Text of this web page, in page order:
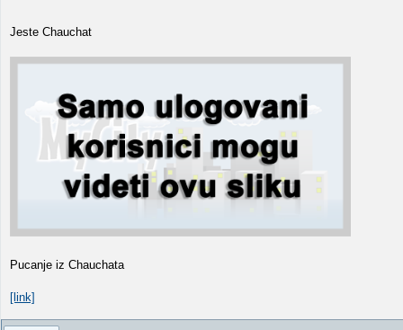
Jeste Chauchat
Pucanje iz Chauchata
[link]